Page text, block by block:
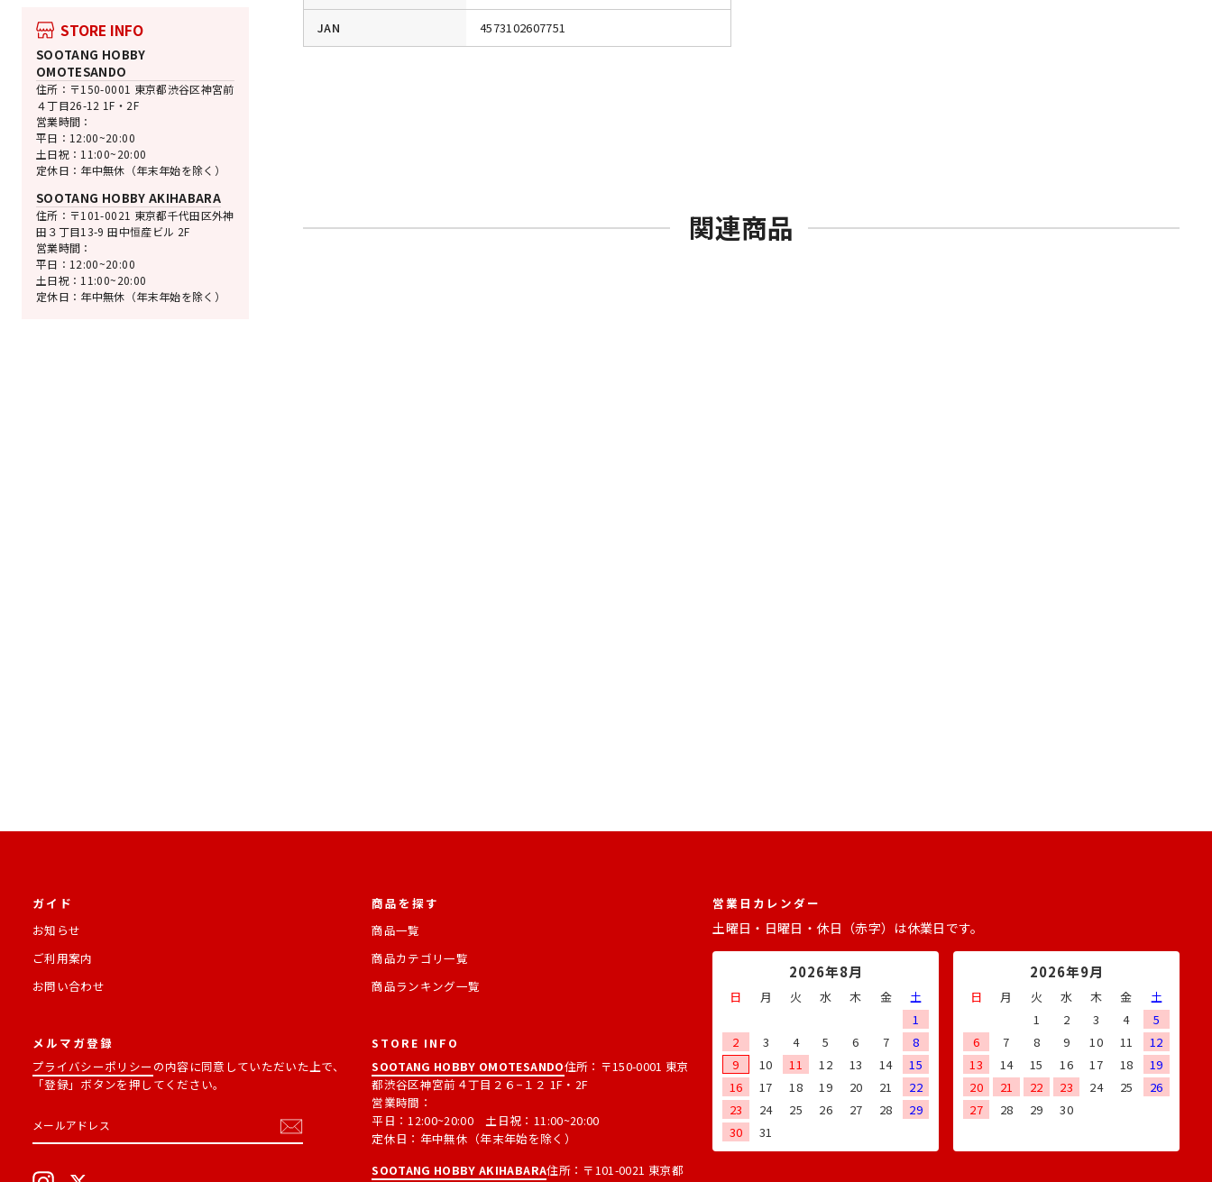
STORE INFO
SOOTANG HOBBY
OMOTESANDO
住所：〒150-0001 東京都渋谷区神宮前
４丁目26-12 1F・2F
営業時間：
平日：12:00~20:00
土日祝：11:00~20:00
定休日：年中無休（年末年始を除く）
SOOTANG HOBBY AKIHABARA
住所：〒101-0021 東京都千代田区外神
田３丁目13-9 田中恒産ビル 2F
営業時間：
平日：12:00~20:00
土日祝：11:00~20:00
定休日：年中無休（年末年始を除く）
JAN 4573102607751
関連商品
ガイド
お知らせ
ご利用案内
お問い合わせ
商品を探す
商品一覧
商品カテゴリ一覧
商品ランキング一覧
メルマガ登録
プライバシーポリシー の内容に同意していただいた上で、
「登録」ボタンを押してください。
ー
ル
ド
読
す
STORE INFO
SOOTANG HOBBY OMOTESANDO住所：〒150-0001 東京
都渋谷区神宮前４丁目２６−１２ 1F・2F
営業時間：
平日：12:00~20:00 土日祝：11:00~20:00
定休日：年中無休（年末年始を除く）
SOOTANG HOBBY AKIHABARA住所：〒101-0021 東京都
営業日カレンダー
土曜日・日曜日・休日（赤字）は休業日です。
2026年8月
日 月 火 水 木 金
土
1
2
3 4 5 6 7
8
9
10 11 12 13 14
15
16
17 18 19 20 21
22
23
24 25 26 27 28
29
30
31
2026年9月
日 月 火 水 木 金
土
1
2 3 4
5
6
7 8 9 10 11
12
13
14 15 16 17 18
19
20
21 22 23 24 25
26
27
28 29 30